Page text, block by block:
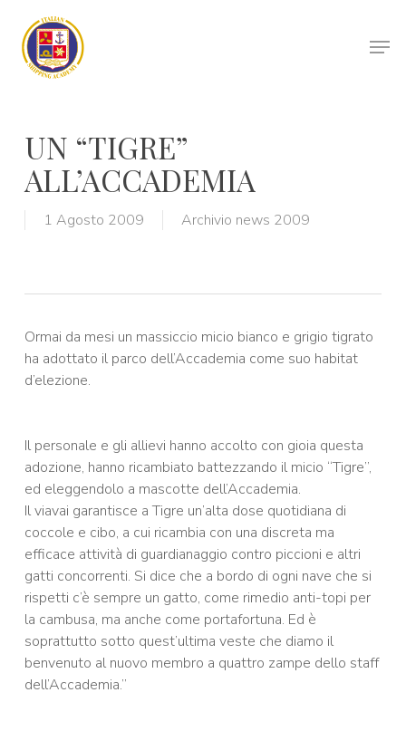
main
content
UN “TIGRE”
ALL’ACCADEMIA
1 Agosto 2009 Archivio news 2009
Ormai da mesi un massiccio micio bianco e grigio tigrato
ha adottato il parco dell’Accademia come suo habitat
d’elezione.
Il personale e gli allievi hanno accolto con gioia questa
adozione, hanno ricambiato battezzando il micio “Tigre”,
ed eleggendolo a mascotte dell’Accademia.
Il viavai garantisce a Tigre un’alta dose quotidiana di
coccole e cibo, a cui ricambia con una discreta ma
efficace attività di guardianaggio contro piccioni e altri
gatti concorrenti. Si dice che a bordo di ogni nave che si
rispetti c’è sempre un gatto, come rimedio anti-topi per
la cambusa, ma anche come portafortuna. Ed è
soprattutto sotto quest’ultima veste che diamo il
benvenuto al nuovo membro a quattro zampe dello staff
dell’Accademia.”
Close